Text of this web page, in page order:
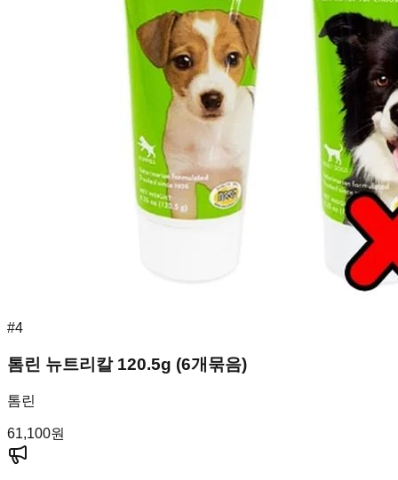
#4
톰린 뉴트리칼 120.5g (6개묶음)
톰린
61,100원